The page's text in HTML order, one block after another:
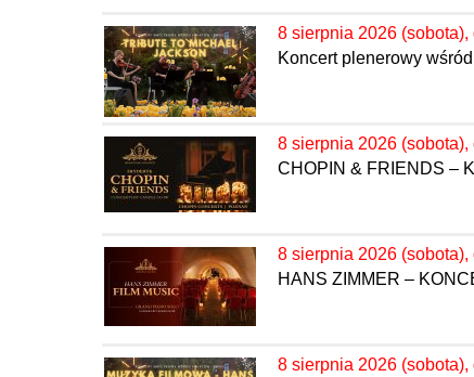
8 sierpnia 2026 (sobota),
Koncert plenerowy
8 sierpnia 2026 (sobota),
CHOPIN & FRIENDS –
8 sierpnia 2026 (sobota),
HANS ZIMMER –
8 sierpnia 2026 (sobota),